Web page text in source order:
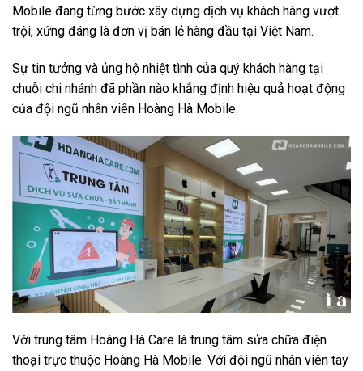
Mobile đang từng bước xây dựng dịch vụ khách hàng vượt
trội, xứng đáng là đơn vị bán lẻ hàng đầu tại Việt Nam.
Sự tin tưởng và ủng hộ nhiệt tình của quý khách hàng tại
chuỗi chi nhánh đã phần nào khẳng định hiệu quả hoạt động
của đội ngũ nhân viên Hoàng Hà Mobile.
Với trung tâm Hoàng Hà Care là trung tâm sửa chữa điện
thoại trực thuộc Hoàng Hà Mobile. Với đội ngũ nhân viên tay